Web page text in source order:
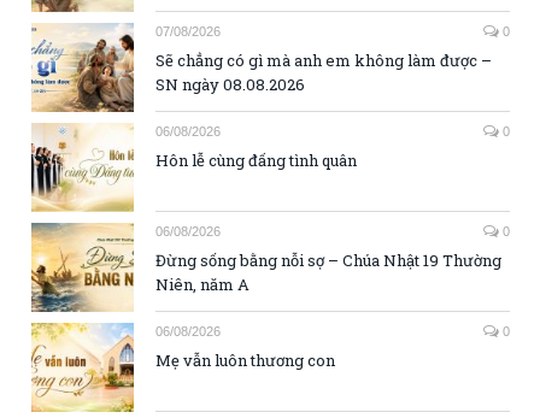
07/08/2026 0
Sẽ chẳng có gì mà anh em không làm được –
SN ngày 08.08.2026
06/08/2026 0
Hôn lễ cùng đấng tình quân
06/08/2026 0
Đừng sống bằng nỗi sợ – Chúa Nhật 19 Thường
Niên, năm A
06/08/2026 0
Mẹ vẫn luôn thương con